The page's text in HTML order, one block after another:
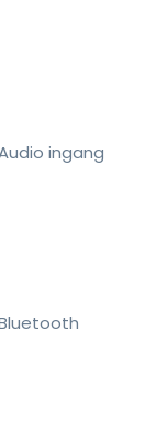
ingang